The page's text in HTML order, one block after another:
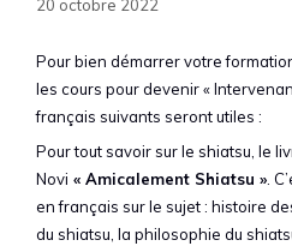
20 octobre 2022
Pour bien démarrer votre
les cours pour devenir «
français suivants seront utiles :
Pour tout savoir sur le shiatsu, le
Novi « Amicalement Shiatsu ».
en français sur le sujet : histoire
du shiatsu, la philosophie du